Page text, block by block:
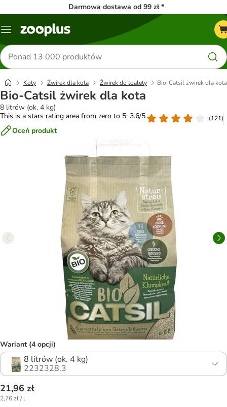
Darmowa dostawa od 99 zł *
Menu
Szukaj
produktów
Koty Żwirek dla kota Żwirek do toalety Bio-Catsil żwirek dla kota
Bio-Catsil żwirek dla kota
8 litrów (ok. 4 kg)
This is a stars rating area from zero to 5: 3.6/5
(121)
Oceń produkt
Wariant (4 opcji)
8 litrów (ok. 4 kg)
2232328.3
21,96 zł
2,76 zł / l